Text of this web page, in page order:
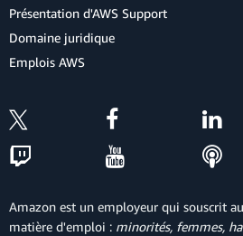
Présentation d'AWS Support
Domaine juridique
Emplois AWS
Amazon est un employeur qui souscrit
matière d'emploi : minorités, femmes,